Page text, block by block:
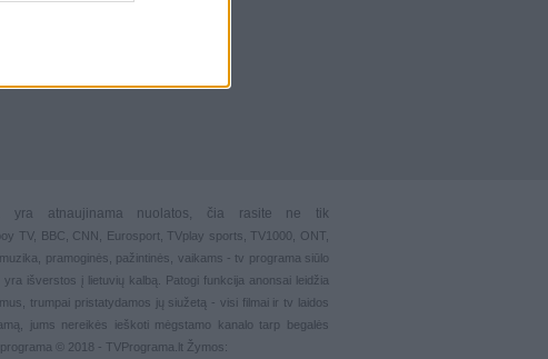
yra atnaujinama nuolatos, čia rasite ne tik
TV, BBC, CNN, Eurosport, TVplay sports , TV1000, ONT,
muzika pramoginės pažintinės vaikams - tv programa siūlo
yra išverstos į lietuvių kalbą. Patogi funkcija anonsai leidžia
trumpai pristatydamos jų siužetą - visi filmai ir tv laidos
jums nereikės ieškoti mėgstamo kanalo tarp begalės
© 2018 - TVPrograma.lt Žymos: